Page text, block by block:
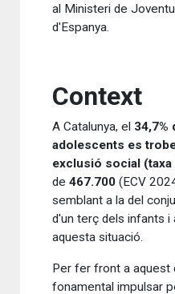
al Ministeri de
d'Espanya.
Context
A Catalunya, el 34,7%
adolescents es
exclusió social (taxa
de 467.700 (ECV
semblant a la del
d'un terç dels infants i
aquesta situació.
Per fer front a aquest
fonamental impulsar